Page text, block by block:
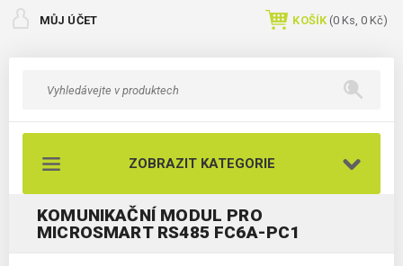
MŮJ ÚČET KOŠÍK (0 Ks, 0 Kč)
ZOBRAZIT KATEGORIE
KOMUNIKAČNÍ MODUL PRO
MICROSMART RS485 FC6A-PC1